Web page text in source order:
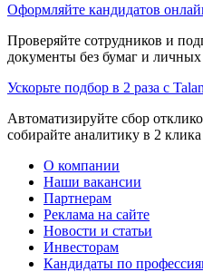
Оформляйте кандидатов
Проверяйте сотрудников и
документы без бумаг и личных
Ускорьте подбор в 2 раза с
Автоматизируйте сбор
собирайте аналитику в 2 клика
О компании
Наши вакансии
Партнерам
Реклама на сайте
Новости и статьи
Инвесторам
Кандидаты по